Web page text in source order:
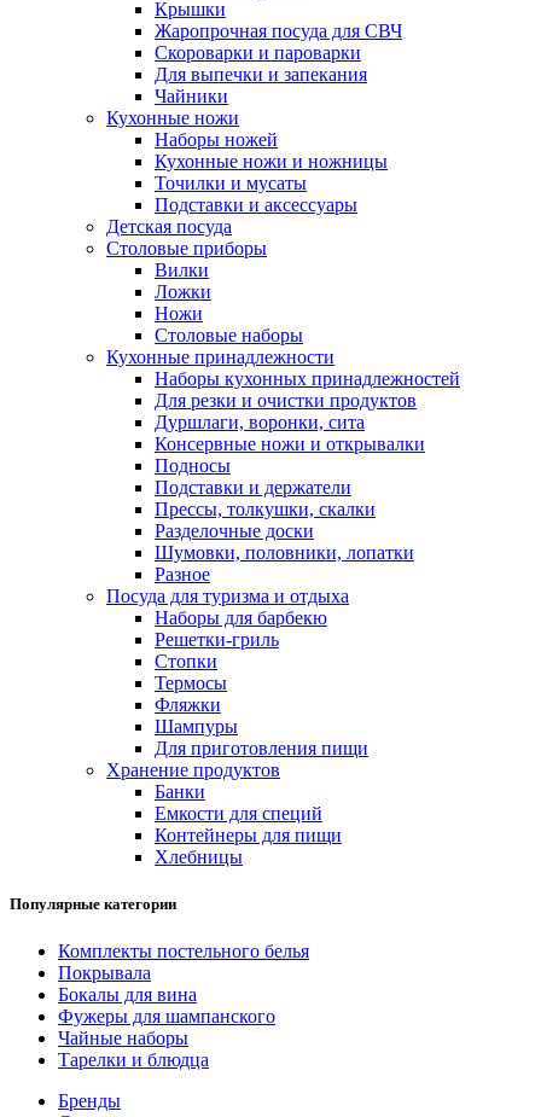
Крышки
Жаропрочная посуда для СВЧ
Скороварки и пароварки
Для выпечки и запекания
Чайники
Кухонные ножи
Наборы ножей
Кухонные ножи и ножницы
Точилки и мусаты
Подставки и аксессуары
Детская посуда
Столовые приборы
Вилки
Ложки
Ножи
Столовые наборы
Кухонные принадлежности
Наборы кухонных принадлежностей
Для резки и очистки продуктов
Дуршлаги, воронки, сита
Консервные ножи и открывалки
Подносы
Подставки и держатели
Прессы, толкушки, скалки
Разделочные доски
Шумовки, половники, лопатки
Разное
Посуда для туризма и отдыха
Наборы для барбекю
Решетки-гриль
Стопки
Термосы
Фляжки
Шампуры
Для приготовления пищи
Хранение продуктов
Банки
Емкости для специй
Контейнеры для пищи
Хлебницы
Популярные категории
Комплекты постельного белья
Покрывала
Бокалы для вина
Фужеры для шампанского
Чайные наборы
Тарелки и блюдца
Бренды